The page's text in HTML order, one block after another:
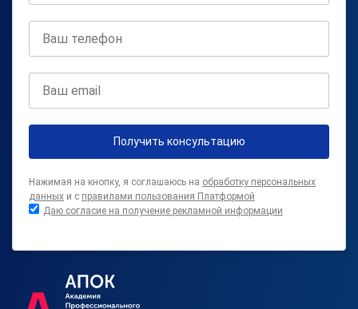
Получить консультацию
Нажимая на кнопку, я соглашаюсь на обработку персональных
данных и с правилами пользования Платформой
Даю согласие на получение рекламной информации